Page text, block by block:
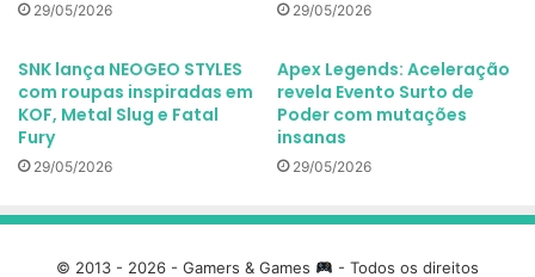
29/05/2026 29/05/2026
SNK lança NEOGEO STYLES
com roupas inspiradas em
KOF, Metal Slug e Fatal
Fury
29/05/2026
Apex Legends: Aceleração
revela Evento Surto de
Poder com mutações
insanas
29/05/2026
© 2013 - 2026 - Gamers & Games - Todos os direitos